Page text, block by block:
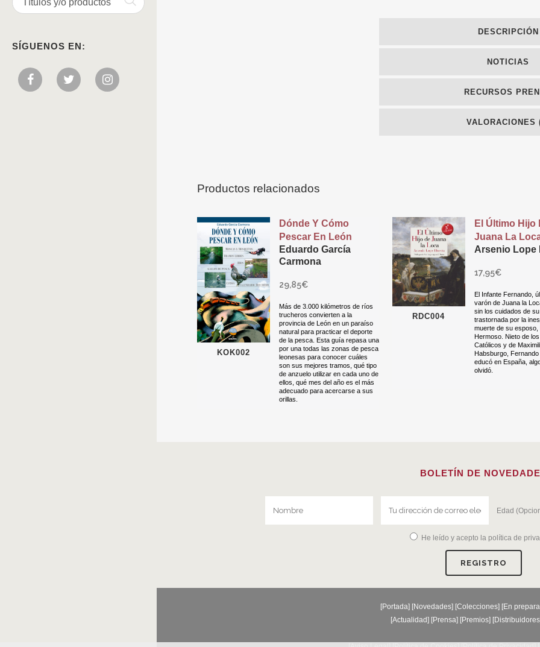
SÍGUENOS EN:
DESCRIPCIÓN
NOTICIAS
RECURSOS
VALORACIONES
Productos relacionados
KOK002
Dónde Y Cómo
Pescar En León
Eduardo García
Carmona
29,85€
Más de 3.000 kilómetros de ríos
trucheros convierten a la
provincia de León en un paraíso
natural para practicar el deporte
de la pesca. Esta guía repasa una
por una todas las zonas de pesca
leonesas para conocer cuáles
son sus mejores tramos, qué tipo
de anzuelo utilizar en cada uno de
ellos, qué mes del año es el más
adecuado para acercarse a sus
orillas.
RDC004
El Último Hijo
Juana La
Arsenio Lope
17,95€
El Infante Fernando,
varón de Juana la
sin los cuidados de su
trastornada por la
muerte de su esposo,
Hermoso. Nieto de
Católicos y de
Habsburgo,
educó en España,
olvidó.
BOLETÍN DE
Edad
He leído y acepto la política de
[Portada] [Novedades] [Colecciones] [En
[Actualidad] [Prensa] [Premios] [Distribuidores